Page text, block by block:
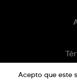
Acepto que este